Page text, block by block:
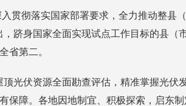
贯彻落实国家部署要求，全力推动整县
跻身国家全面实现试点工作目标的县（
省第二。
光伏资源全面勘查评估，精准掌握光伏
障。各地因地制宜、积极探索，启东